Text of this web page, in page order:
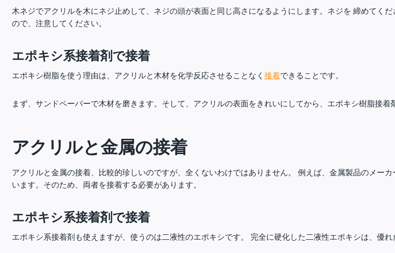
木ネジでアクリルを木にネジ止めして、ネジの頭が表面と同じ高さになるようにします。ネジを 締めてく
ので、注意してください。
エポキシ系接着剤で接着
エポキシ樹脂を使う理由は、アクリルと木材を化学反応させることなく 接着できることです。
まず、サンドペーパーで木材を磨きます。そして、アクリルの表面をきれいにしてから、エポキシ樹脂接
アクリルと金属の接着
アクリルと金属の接着、比較的珍しいのですが、全くないわけではありません。 例えば、金属製品のメー
います。そのため、両者を接着する必要があります。
エポキシ系接着剤で接着
エポキシ系接着剤も使えますが、使うのは二液性のエポキシです。 完全に硬化した二液性エポキシは、優